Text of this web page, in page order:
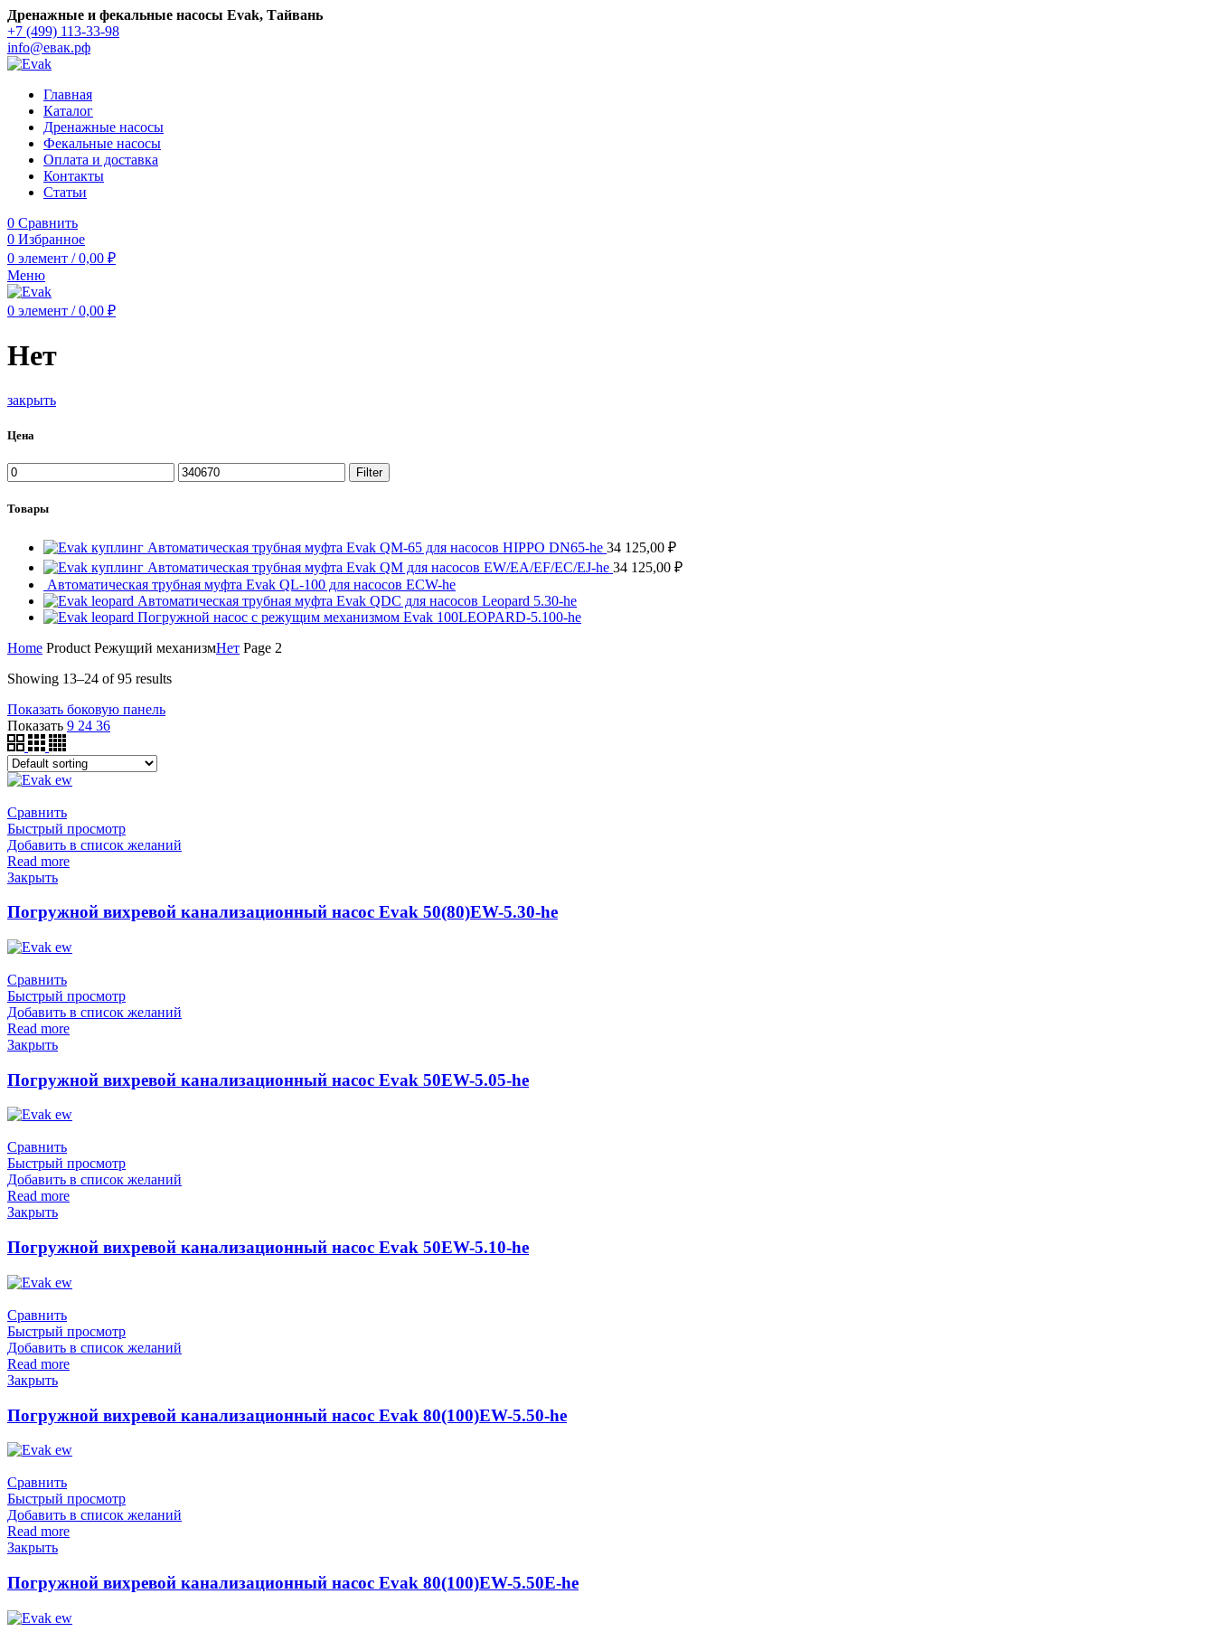
Дренажные и фекальные насосы Evak, Тайвань
+7 (499) 113-33-98
info@евак.рф
Главная
Каталог
Дренажные насосы
Фекальные насосы
Оплата и доставка
Контакты
Статьи
0 Сравнить
0 Избранное
0 элемент / 0,00 ₽
Меню
0 элемент / 0,00 ₽
Нет
закрыть
Цена
Min
price
Max
price
Filter
Товары
Автоматическая трубная муфта Evak QM-65 для насосов HIPPO DN65-he 34 125,00 ₽
Автоматическая трубная муфта Evak QM для насосов EW/EA/EF/EC/EJ-he 34 125,00 ₽
Автоматическая трубная муфта Evak QL-100 для насосов ECW-he
Автоматическая трубная муфта Evak QDC для насосов Leopard 5.30-he
Погружной насос с режущим механизмом Evak 100LEOPARD-5.100-he
Home Product Режущий механизмНет Page 2
Showing 13–24 of 95 results
Показать боковую панель
Показать 9 24 36
Сравнить
Быстрый просмотр
Добавить в список желаний
Read more
Закрыть
Погружной вихревой канализационный насос Evak 50(80)EW-5.30-he
Сравнить
Быстрый просмотр
Добавить в список желаний
Read more
Закрыть
Погружной вихревой канализационный насос Evak 50EW-5.05-he
Сравнить
Быстрый просмотр
Добавить в список желаний
Read more
Закрыть
Погружной вихревой канализационный насос Evak 50EW-5.10-he
Сравнить
Быстрый просмотр
Добавить в список желаний
Read more
Закрыть
Погружной вихревой канализационный насос Evak 80(100)EW-5.50-he
Сравнить
Быстрый просмотр
Добавить в список желаний
Read more
Закрыть
Погружной вихревой канализационный насос Evak 80(100)EW-5.50E-he